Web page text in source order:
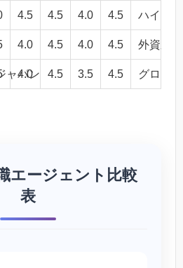
4.5 4.5 4.0 4.5 ハイク
4.0 4.5 4.0 4.5 外資系
ャパン
4.0 4.5 3.5 4.5 グロー
エージェント比較
表